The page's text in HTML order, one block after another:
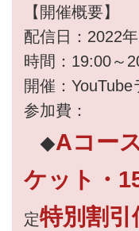
【開催概要】
配信日：2022
時間：19:00～
開催：YouTube
参加費：
◆Aコー
ケット・
定特別割